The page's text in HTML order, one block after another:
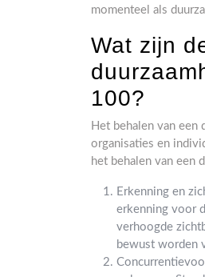
momenteel als
Wat zijn
100?
Het behalen van
organisaties en
het behalen van een
Erkenning en
erkenning voor
verhoogde
bewust worden